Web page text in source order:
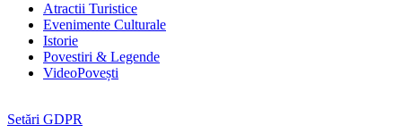
Atractii Turistice
Evenimente Culturale
Istorie
Povestiri & Legende
VideoPovești
Setări GDPR